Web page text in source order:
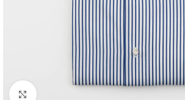
Click to enlarge